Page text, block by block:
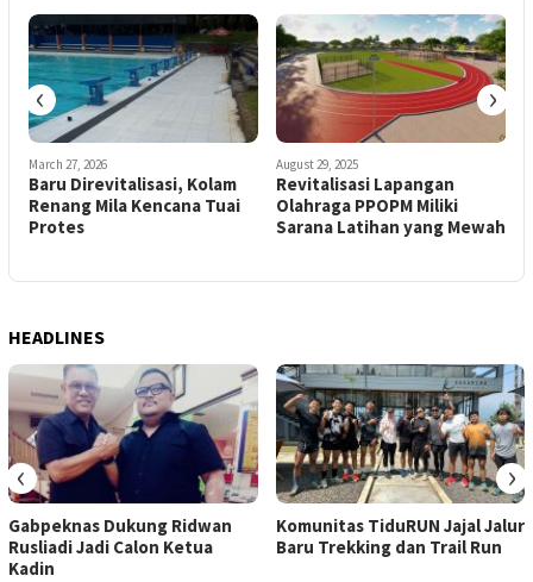
March 27, 2026
Baru Direvitalisasi, Kolam
Renang Mila Kencana Tuai
Protes
August 29, 2025
Revitalisasi Lapangan
Olahraga PPOPM Miliki
Sarana Latihan yang Mewah
‹ ›
HEADLINES
Gabpeknas Dukung Ridwan
Rusliadi Jadi Calon Ketua
Kadin
Komunitas TiduRUN Jajal Jalur
Baru Trekking dan Trail Run
‹ ›